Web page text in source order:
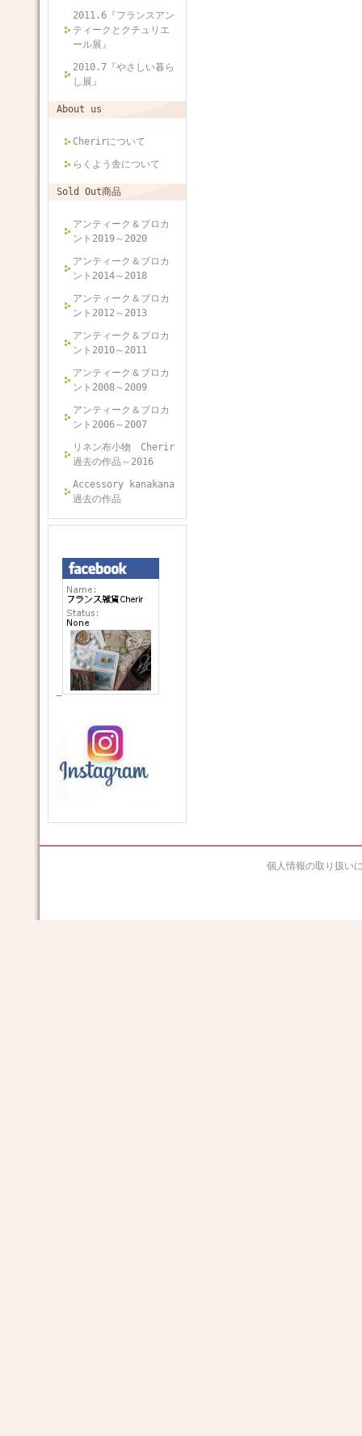
2011.6『フランスアン
ティークとクチュリエ
ール展』
2010.7『やさしい暮ら
し展』
About us
Cherirについて
らくよう舎について
Sold Out商品
アンティーク＆ブロカ
ント2019～2020
アンティーク＆ブロカ
ント2014～2018
アンティーク＆ブロカ
ント2012～2013
アンティーク＆ブロカ
ント2010～2011
アンティーク＆ブロカ
ント2008～2009
アンティーク＆ブロカ
ント2006～2007
リネン布小物 Cherir
過去の作品～2016
Accessory kanakana
過去の作品
個人情報の取り扱い